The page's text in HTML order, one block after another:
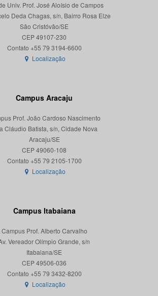
Univ. Prof. José Aloísio de Campos
Deda Chagas, s/n, Bairro Rosa Elze
São Cristóvão/SE
CEP 49107-230
Localização
Campus Aracaju
Prof. João Cardoso Nascimento
Cláudio Batista, s/n, Cidade Nova
Aracaju/SE
CEP 49060-108
Localização
Campus Itabaiana
Campus Prof. Alberto Carvalho
Vereador Olímpio Grande, s/n
Itabaiana/SE
CEP 49506-036
Localização